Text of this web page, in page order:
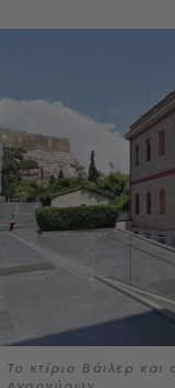
Το κτίριο Βάιλερ